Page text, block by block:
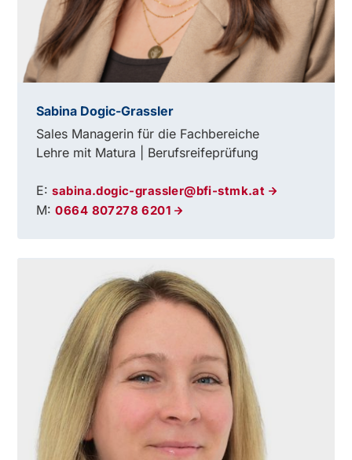
Sabina Dogic-Grassler
Sales Managerin für die Fachbereiche
Lehre mit Matura | Berufsreifeprüfung
E:sabina.dogic-grassler@bfi-stmk.at
M:0664 807278 6201